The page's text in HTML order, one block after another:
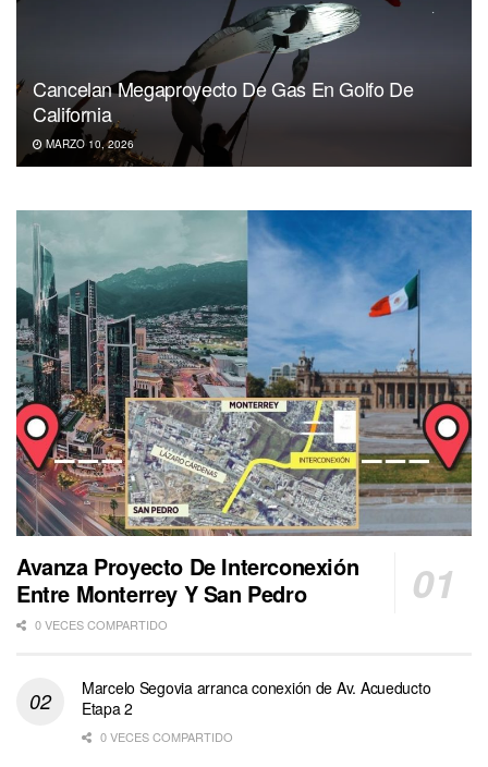
Cancelan Megaproyecto De Gas En Golfo De
California
MARZO 10, 2026
Avanza Proyecto De Interconexión
Entre Monterrey Y San Pedro
0 VECES COMPARTIDO
Marcelo Segovia arranca conexión de Av. Acueducto
Etapa 2
0 VECES COMPARTIDO